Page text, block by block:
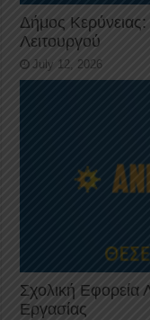
Δήμος
Λειτουργού
July 12, 2026
Σχολική Εφορεία
Εργασίας